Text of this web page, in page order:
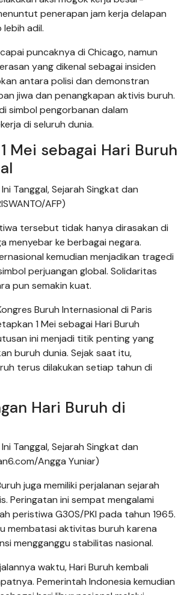
penerapan jam kerja delapan
adil.
puncaknya di Chicago, namun
yang dikenal sebagai insiden
antara polisi dan demonstran
jiwa dan penangkapan aktivis buruh.
simbol pengorbanan dalam
di seluruh dunia.
Mei sebagai Hari Buruh
Tanggal, Sejarah Singkat dan
AFP)
tersebut tidak hanya dirasakan di
menyebar ke berbagai negara.
kemudian menjadikan tragedi
perjuangan global. Solidaritas
pun semakin kuat.
Buruh Internasional di Paris
1 Mei sebagai Hari Buruh
ini menjadi titik penting yang
buruh dunia. Sejak saat itu,
terus dilakukan setiap tahun di
Hari Buruh di
Tanggal, Sejarah Singkat dan
Angga Yuniar)
juga memiliki perjalanan sejarah
Peringatan ini sempat mengalami
peristiwa G30S/PKI pada tahun 1965.
membatasi aktivitas buruh karena
mengganggu stabilitas nasional.
waktu, Hari Buruh kembali
Pemerintah Indonesia kemudian